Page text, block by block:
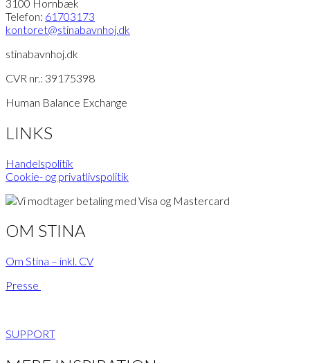
3100 Hornbæk
Telefon: 61703173
kontoret@stinabavnhoj.dk
stinabavnhoj.dk
CVR nr.: 39175398
Human Balance Exchange
LINKS
Handelspolitik
Cookie- og privatlivspolitik
OM STINA
Om Stina – inkl. CV
Presse
SUPPORT